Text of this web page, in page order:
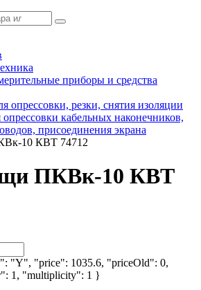
приборы и средства
опрессовки, резки, снятия изоляции
кабельных наконечников,
присоединения экрана
10 КВТ 74712
ПКВк-10 КВТ
"Y", "price": 1035.6, "priceOld": 0,
1, "multiplicity": 1 }